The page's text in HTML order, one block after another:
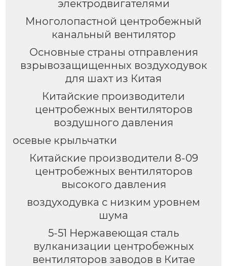
электродвигателями
Многолопастной центробежный
канальный вентилятор
Основные страны отправления
взрывозащищенных воздуходувок
для шахт из Китая
Китайские производители
центробежных вентиляторов
воздушного давления
осевые крыльчатки
Китайские производители 8-09
центробежных вентиляторов
высокого давления
воздуходувка с низким уровнем
шума
5-51 Нержавеющая сталь
вулканизации центробежных
вентиляторов заводов в Китае